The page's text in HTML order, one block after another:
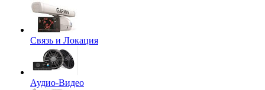
Связь и Локация
Аудио-Видео